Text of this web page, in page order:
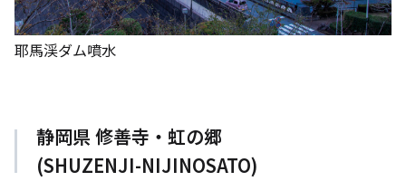
耶馬渓ダム噴水
静岡県 修善寺・虹の郷
(SHUZENJI-NIJINOSATO)